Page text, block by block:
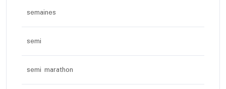
semaines
semi
semi marathon